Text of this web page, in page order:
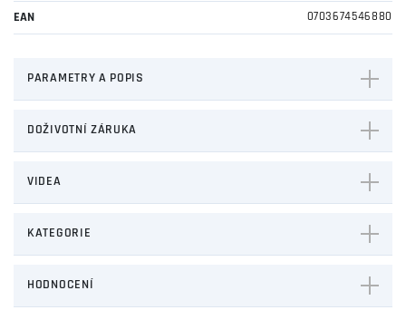
EAN 0703674546880
PARAMETRY A POPIS
DOŽIVOTNÍ ZÁRUKA
VIDEA
KATEGORIE
HODNOCENÍ